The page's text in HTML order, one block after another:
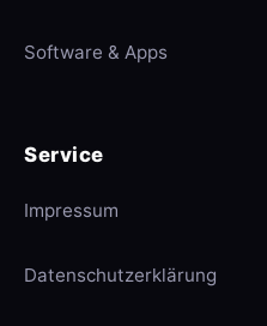
Software & Apps
Service
Impressum
Datenschutzerklärung